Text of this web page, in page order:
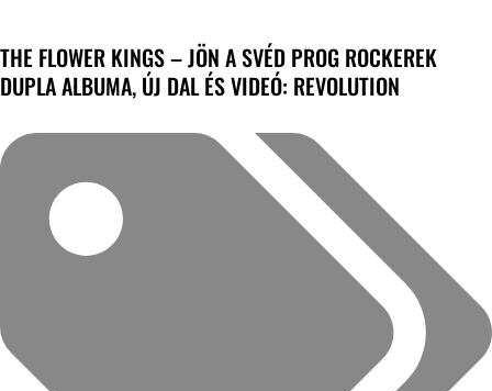
THE FLOWER KINGS – JÖN A SVÉD PROG ROCKEREK
DUPLA ALBUMA, ÚJ DAL ÉS VIDEÓ: REVOLUTION